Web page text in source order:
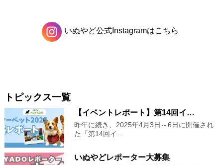
いぬやど公式Instagramはこちら
トピックス一覧
【イベントレポート】第14回イ…
昨年に続き、2025年4月3日～6日に開催され
た「第14回イ…
いぬやどレポーター大募集